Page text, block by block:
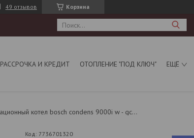
Корзина
49 отзывов
РАССРОЧКА И КРЕДИТ ОТОПЛЕНИЕ "ПОД КЛЮЧ" ЕЩЁ
Конденсационный котел bosch condens 9000i w - gc9000iw 20e
Код: 7736701320